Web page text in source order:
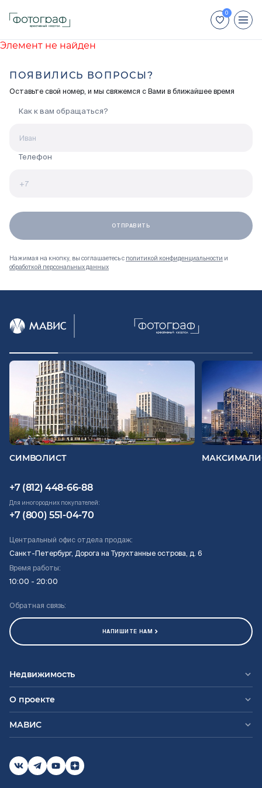
+7 (800) 551-04-70
Способы покупки
Отделка
Акции
Документация
ВЫБРАТЬ КВАРТИРУ
Проекты
О компании
Жизнь в мавис
Элемент не найден
ПОЯВИЛИСЬ ВОПРОСЫ?
Оставьте свой номер, и мы свяжемся с Вами в ближайшее время
Как к вам обращаться?
Телефон
Нажимая на кнопку, вы соглашаетесь с политикой конфиденциальности и
обработкой персональных данных
СИМВОЛИСТ
+7 (812) 448-66-88
Для иногородних покупателей:
+7 (800) 551-04-70
Центральный офис отдела продаж:
Санкт-Петербург, Дорога на Турухтанные острова, д. 6
Время работы:
10:00 - 20:00
Обратная связь:
НАПИШИТЕ НАМ
Недвижимость
О проекте
МАВИС